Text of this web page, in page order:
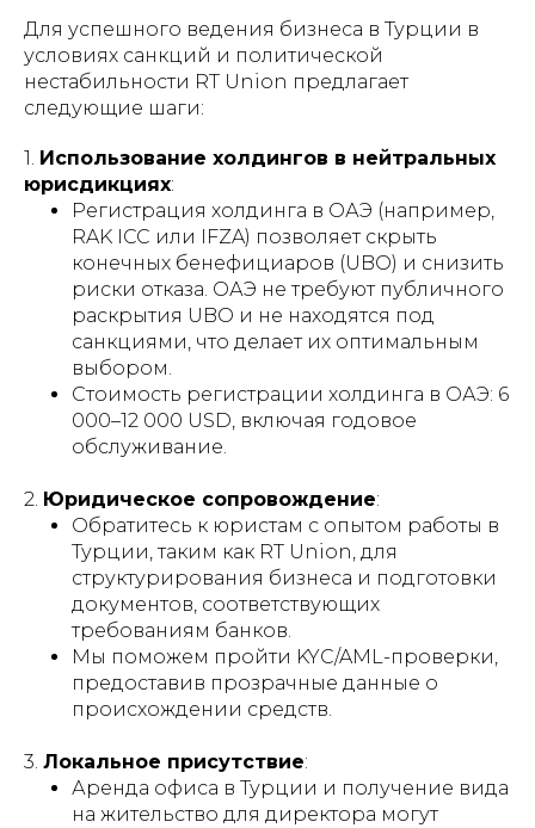
Для успешного ведения бизнеса в Турции в
условиях санкций и политической
нестабильности RT Union предлагает
следующие шаги:
1. Использование холдингов в нейтральных
юрисдикциях:
Регистрация холдинга в ОАЭ (например,
RAK ICC или IFZA) позволяет скрыть
конечных бенефициаров (UBO) и снизить
риски отказа. ОАЭ не требуют публичного
раскрытия UBO и не находятся под
санкциями, что делает их оптимальным
выбором.
Стоимость регистрации холдинга в ОАЭ: 6
000–12 000 USD, включая годовое
обслуживание.
2. Юридическое сопровождение:
Обратитесь к юристам с опытом работы в
Турции, таким как RT Union, для
структурирования бизнеса и подготовки
документов, соответствующих
требованиям банков.
Мы поможем пройти KYC/AML-проверки,
предоставив прозрачные данные о
происхождении средств.
3. Локальное присутствие:
Аренда офиса в Турции и получение вида
на жительство для директора могут